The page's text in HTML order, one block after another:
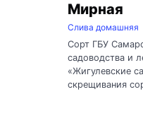
Мирная
Слива домашняя
Сорт ГБУ
садоводства и
«Жигулевские
скрещивания